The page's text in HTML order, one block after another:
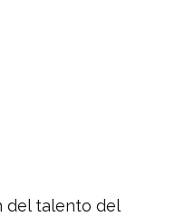
del talento del